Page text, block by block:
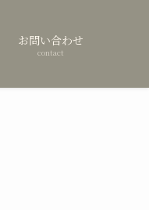
お問い合わせ
contact